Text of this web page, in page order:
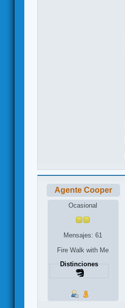
Agente Cooper
Ocasional
Mensajes: 61
Fire Walk with Me
Distinciones